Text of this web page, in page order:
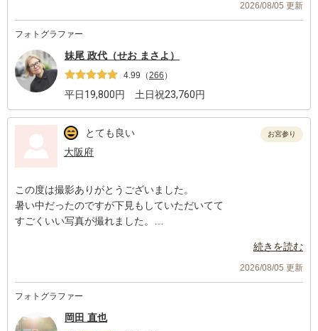
出来上がった写真は全てレタッチされ夏らしい明るく爽やかな雰
囲気で、写真が苦手な私たちの為に微妙な違いの中から選べるよ
う多く納品してくださり、気に入ったものを選ぶことができまし
た！
義父母のショットも普段中々撮らないということで喜んでおりま
また機会があればお願いしたいと思います。
この度は本当にありがとうございました！
2026/08/05 更新
フォトグラファー
妹尾 政代（せお まさよ）
4.99 （266 ）
平日19,800円 土日祝23,760円
とても良い
大阪府
お宮参り
この度は撮影ありがとうございました。
暑い中だったのですが下見もしていただいてて
すごくいい写真が撮れました。
お宮参りなので赤ちゃんにできるだけ負担なく考えていただき泣
また行事の際は撮影していただきたいです。
続きを読む
2026/08/05 更新
フォトグラファー
岡田 直也